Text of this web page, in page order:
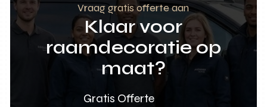
Vraag gratis offerte aan
Klaar voor
raamdecoratie op
maat?
Gratis Offerte